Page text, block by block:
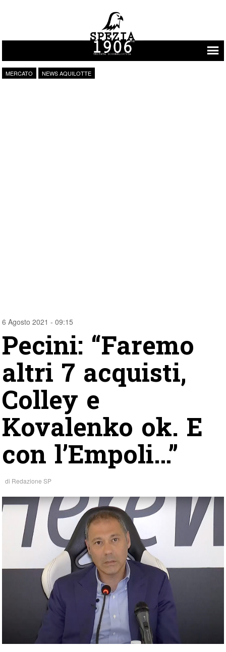
Vai al contenuto
MERCATO NEWS AQUILOTTE
6 Agosto 2021 - 09:15
Pecini: “Faremo
altri 7 acquisti,
Colley e
Kovalenko ok. E
con l’Empoli…”
di Redazione SP